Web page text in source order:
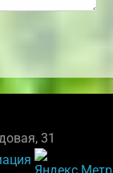
31